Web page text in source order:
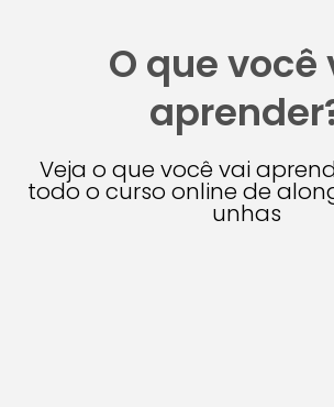
O que você
Veja o que você vai
todo o curso online de
unhas